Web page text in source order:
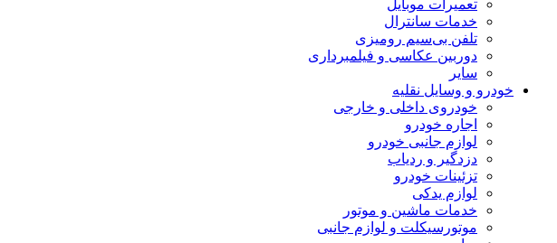
تعمیرات موبایل
خدمات سانترال
تلفن بی‌سیم رومیزی
دوربین عکاسی و فیلمبرداری
سایر
خودرو و وسایل نقلیه
خودروی داخلی و خارجی
اجاره خودرو
لوازم جانبی خودرو
دزدگیر و ردیاب
تزئینات خودرو
لوازم یدکی
خدمات ماشین و موتور
موتورسیکلت و لوازم جانبی